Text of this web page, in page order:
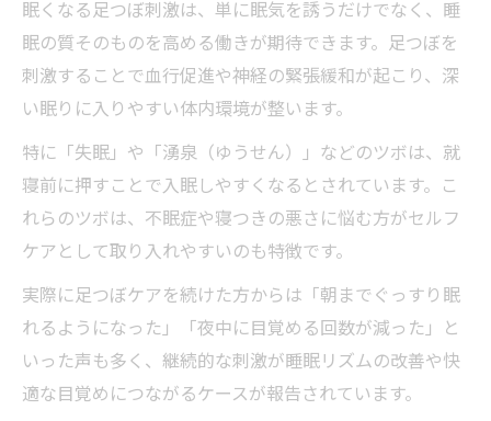
眠くなる足つぼ刺激は、単に眠気を誘うだけでなく、睡
眠の質そのものを高める働きが期待できます。足つぼを
刺激することで血行促進や神経の緊張緩和が起こり、深
い眠りに入りやすい体内環境が整います。
特に「失眠」や「湧泉（ゆうせん）」などのツボは、就
寝前に押すことで入眠しやすくなるとされています。こ
れらのツボは、不眠症や寝つきの悪さに悩む方がセルフ
ケアとして取り入れやすいのも特徴です。
実際に足つぼケアを続けた方からは「朝までぐっすり眠
れるようになった」「夜中に目覚める回数が減った」と
いった声も多く、継続的な刺激が睡眠リズムの改善や快
適な目覚めにつながるケースが報告されています。